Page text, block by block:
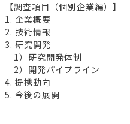
【調査項目（個別企業編）】
1. 企業概要
2. 技術情報
3. 研究開発
1）研究開発体制
2）開発パイプライン
4. 提携動向
5. 今後の展開